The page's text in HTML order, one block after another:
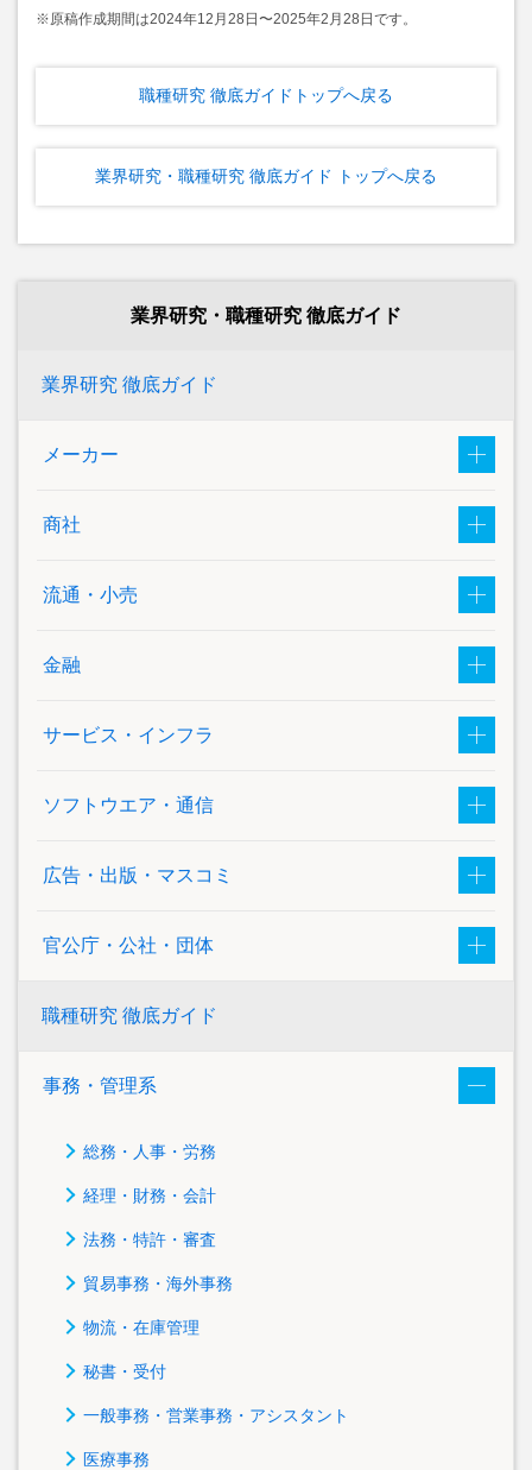
※原稿作成期間は2024年12⽉28⽇〜2025年2⽉28⽇です。
職種研究 徹底ガイドトップへ戻る
業界研究・職種研究 徹底ガイド トップへ戻る
業界研究・職種研究 徹底ガイド
業界研究 徹底ガイド
メーカー
商社
流通・小売
金融
サービス・インフラ
ソフトウエア・通信
広告・出版・マスコミ
官公庁・公社・団体
職種研究 徹底ガイド
事務・管理系
総務・人事・労務
経理・財務・会計
法務・特許・審査
貿易事務・海外事務
物流・在庫管理
秘書・受付
一般事務・営業事務・アシスタント
医療事務